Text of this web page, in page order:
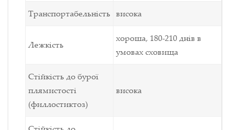
Транспортабельність висока
Лежкість
хороша, 180-210 днів в
умовах сховища
Стійкість до бурої
плямистості
(филлостиктоз)
висока